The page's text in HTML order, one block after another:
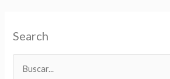
Search